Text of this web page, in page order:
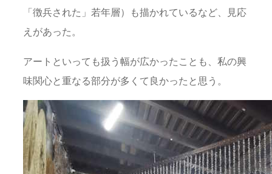
「徴兵された」若年層）も描かれているなど、見応
えがあった。
アートといっても扱う幅が広かったことも、私の興
味関心と重なる部分が多くて良かったと思う。